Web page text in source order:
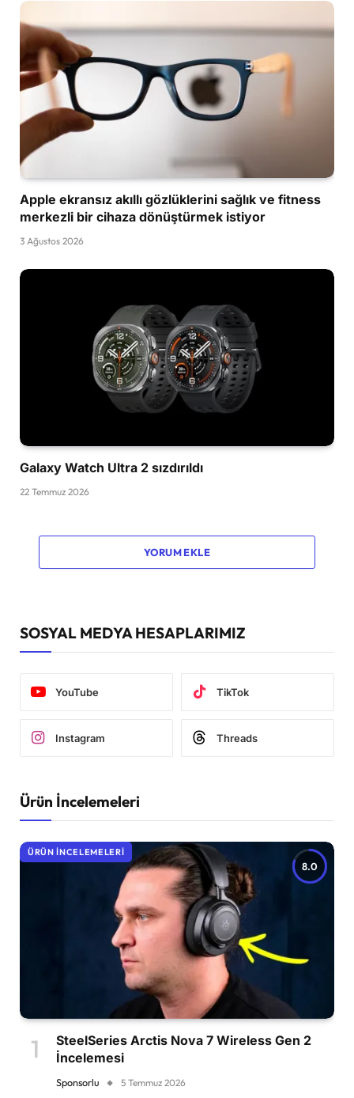
Apple ekransız akıllı gözlüklerini sağlık ve fitness
merkezli bir cihaza dönüştürmek istiyor
3 Ağustos 2026
Galaxy Watch Ultra 2 sızdırıldı
22 Temmuz 2026
YORUM EKLE
SOSYAL MEDYA HESAPLARIMIZ
YouTube TikTok
Instagram Threads
Ürün İncelemeleri
8.0
ÜRÜN İNCELEMELERI
SteelSeries Arctis Nova 7 Wireless Gen 2
İncelemesi
Sponsorlu 5 Temmuz 2026